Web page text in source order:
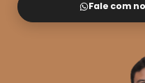
Fale com